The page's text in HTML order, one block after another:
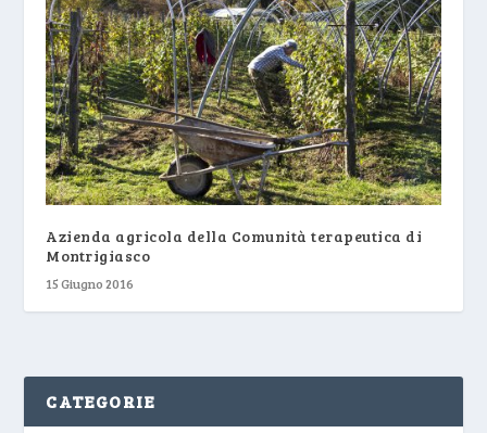
Azienda agricola della Comunità terapeutica di
Montrigiasco
15 Giugno 2016
CATEGORIE